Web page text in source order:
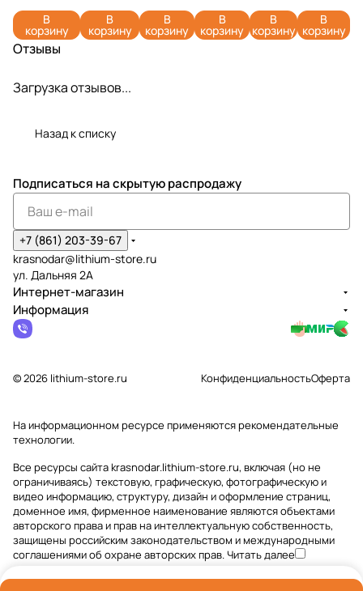
В
корзину
В
корзину
В
корзину
В
корзину
В
корзину
В
корзину
Отзывы
Загрузка отзывов...
Назад к списку
Подписаться на скрытую распродажу
+7 (861) 203-39-67
krasnodar@lithium-store.ru
ул. Дальняя 2А
Интернет-магазин
Информация
© 2026 lithium-store.ru КонфиденциальностьОферта
На информационном ресурсе применяютсярекомендательные
технологии.
Все ресурсы сайта krasnodar.lithium-store.ru, включая (но не
ограничиваясь) текстовую, графическую, фотографическую и
видео информацию, структуру, дизайн и оформление страниц,
доменное имя, фирменное наименование являются объектами
авторского права и прав на интеллектуальную собственность,
защищены российским законодательством и международными
соглашениями об охране авторских прав.Читать далее